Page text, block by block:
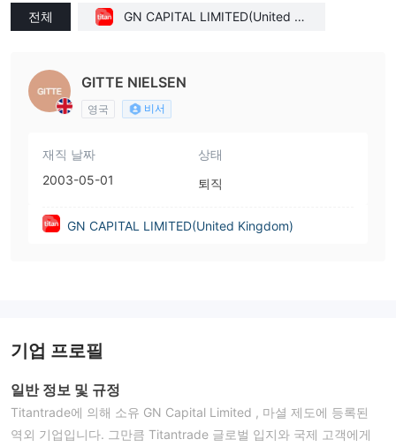
전체
GN CAPITAL LIMITED(United Ki
GITTE NIELSEN
영국 비서
재직 날짜
2003-05-01
상태
퇴직
GN CAPITAL LIMITED(United Kingdom)
기업 프로필
일반 정보 및 규정
Titantrade에 의해 소유 GN Capital Limited , 마셜 제도에 등록된
역외 기업입니다. 그만큼 Titantrade 글로벌 입지와 국제 고객에게